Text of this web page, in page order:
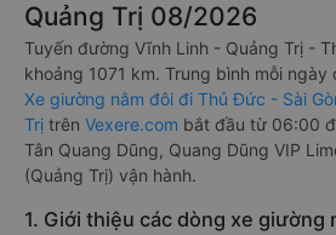
Quảng Trị 08/2026
Tuyến đường Vĩnh Linh - Quảng Trị -
khoảng 1071 km. Trung bình mỗi
Xe giường nằm đôi đi Thủ Đức - Sài
Trị trên Vexere.com bắt đầu từ 06:00
Tân Quang Dũng, Quang Dũng VIP
(Quảng Trị) vận hành.
1. Giới thiệu các dòng xe giường